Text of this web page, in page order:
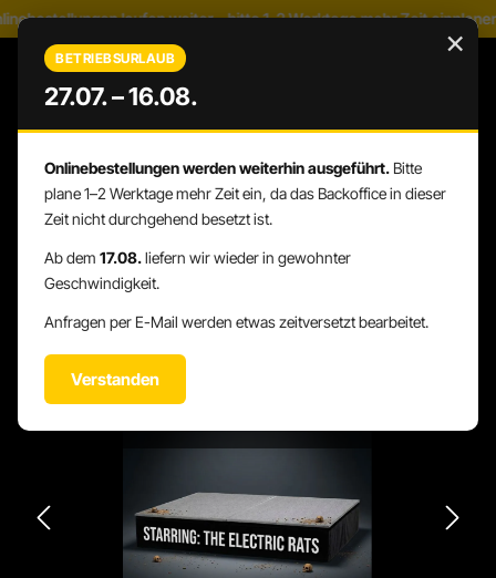
Zum Hauptinhalt springenlaufen weiter – bitte 1–2 Werktage mehr Zeit
DU HAST 0 PRODUKTE AUF DEM
STAGE-DESIGN STAGE-RISER
Bildergalerie überspringen
×
BETRIEBSURLAUB
27.07. – 16.08.
Onlinebestellungen werden weiterhin ausgeführt. Bitte
plane 1–2 Werktage mehr Zeit ein, da das Backoffice in dieser
Zeit nicht durchgehend besetzt ist.
Ab dem 17.08.liefern wir wieder in gewohnter
Geschwindigkeit.
Anfragen per E-Mail werden etwas zeitversetzt bearbeitet.
Verstanden